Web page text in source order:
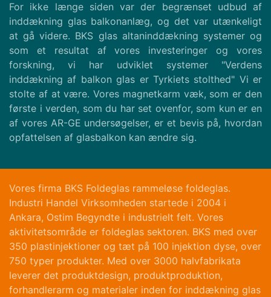
For ikke længe siden var der begrænset udbud af
inddækning glas balkonanlæg, og det var utænkeligt
at gå videre. BKS glas altaninddækning systemer og
som et resultat af vores investeringer og vores
forskning, vi har udviklet systemer "Verdens
inddækning af balkon glas er Tyrkiets stolthed" Vi er
stolte af at være. Vores magnetkarm væk, som er den
første i verden, som du har set ovenfor, som kun er en
af vores AR-GE undersøgelser, er et bevis på, hvordan
opfattelsen af glasbalkon kan ændre sig.
Vores firma BKS Foldeglas rammeløse foldeglas.
Industri Handel Virksomheden startede i 2004 i
Ankara, Ostim Begyndte i industrielt felt. Vores
aktivitetsområde er foldeglas sektoren. BKS med over
350 plastinjektioner og tæt på 100 injektion dyse, over
750 typer produkter. Med over 3000 halvfabrikata
leverer det produktdesign, produktproduktion,
forhandlerarm og materialer inden for inddækning glas